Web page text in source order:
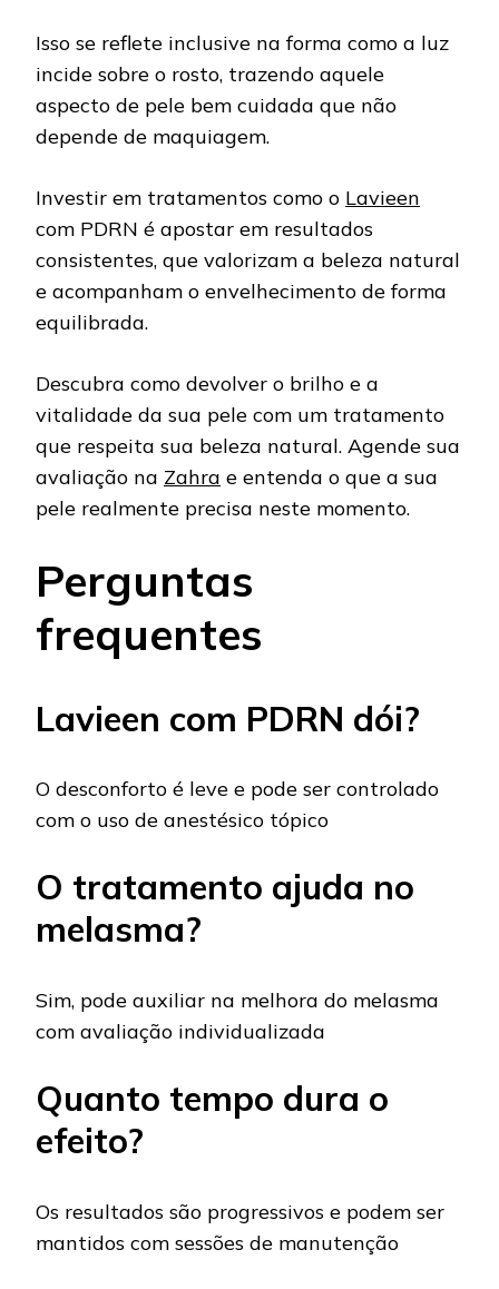
Isso se reflete inclusive na forma como a luz
incide sobre o rosto, trazendo aquele
aspecto de pele bem cuidada que não
depende de maquiagem.
Investir em tratamentos como o Lavieen
com PDRN é apostar em resultados
consistentes, que valorizam a beleza natural
e acompanham o envelhecimento de forma
equilibrada.
Descubra como devolver o brilho e a
vitalidade da sua pele com um tratamento
que respeita sua beleza natural. Agende sua
avaliação na Zahra e entenda o que a sua
pele realmente precisa neste momento.
Perguntas
frequentes
Lavieen com PDRN dói?
O desconforto é leve e pode ser controlado
com o uso de anestésico tópico
O tratamento ajuda no
melasma?
Sim, pode auxiliar na melhora do melasma
com avaliação individualizada
Quanto tempo dura o
efeito?
Os resultados são progressivos e podem ser
mantidos com sessões de manutenção